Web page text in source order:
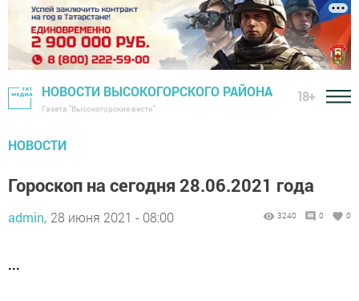
НОВОСТИ ВЫСОКОГОРСКОГО РАЙОНА
Газета "Высокогорские вести"
18+
НОВОСТИ
Гороскоп на сегодня 28.06.2021 года
admin, 28 июня 2021 - 08:00 3240 0 0
...